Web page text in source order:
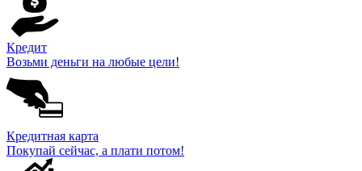
Кредит
Возьми деньги на любые цели!
Кредитная карта
Покупай сейчас, а плати потом!